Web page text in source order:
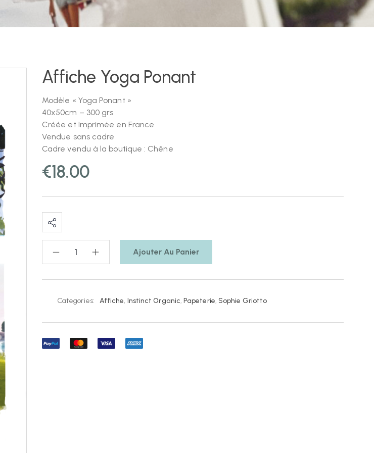
Affiche Yoga Ponant
Modèle « Yoga Ponant »
40x50cm – 300 grs
Créée et Imprimée en France
Vendue sans cadre
Cadre vendu à la boutique : Chêne
€18.00
Ajouter Au Panier
Categories: Affiche, Instinct Organic,Papeterie, Sophie Griotto